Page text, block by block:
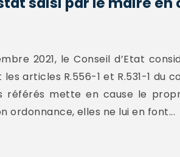
2021, le Conseil d’Etat
articles R.556-1 et R.531-1 du
référés mette en cause le
ordonnance, elles ne lui en font...